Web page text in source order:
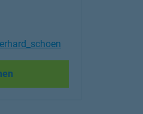
in New Tab